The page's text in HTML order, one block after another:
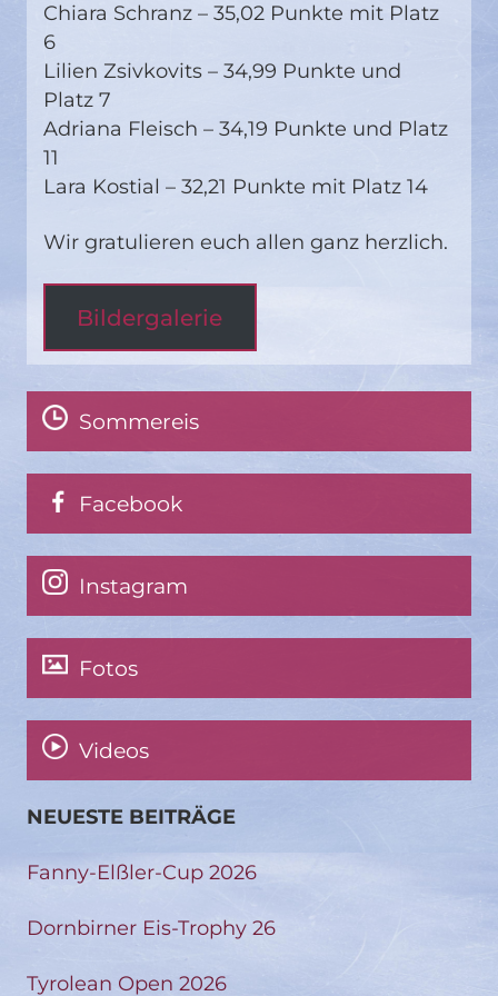
Chiara Schranz – 35,02 Punkte mit Platz
6
Lilien Zsivkovits – 34,99 Punkte und
Platz 7
Adriana Fleisch – 34,19 Punkte und Platz
11
Lara Kostial – 32,21 Punkte mit Platz 14
Wir gratulieren euch allen ganz herzlich.
Bildergalerie
Sommereis
Facebook
Instagram
Fotos
Videos
NEUESTE BEITRÄGE
Fanny-Elßler-Cup 2026
Dornbirner Eis-Trophy 26
Tyrolean Open 2026